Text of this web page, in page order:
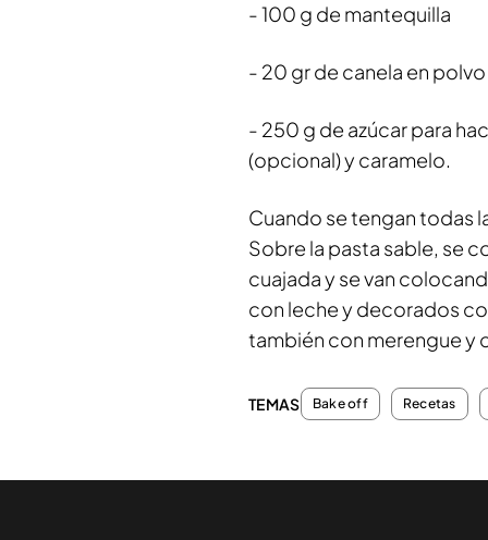
- 100 g de mantequilla
- 20 gr de canela en polvo
- 250 g de azúcar para
(opcional) y caramelo.
Cuando se tengan todas
Sobre la pasta sable, se
cuajada y se van
con leche y decorados
también con merengue y
TEMAS Bake off Recetas